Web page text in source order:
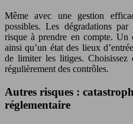
Même avec une gestion
possibles. Les dégradations
risque à prendre en compte. Un
ainsi qu’un état des lieux
de limiter les litiges. Choisissez
régulièrement des contrôles.
Autres risques :
réglementaire